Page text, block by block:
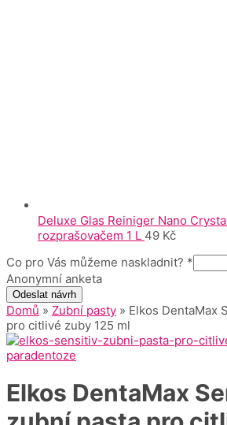
Deluxe Glas Reiniger Nano
rozprašovačem 1 L 49 Kč
Co pro Vás můžeme naskladnit? *
Anonymní anketa
Odeslat návrh
Domů » Zubní pasty » Elkos DentaMax
pro citlivé zuby 125 ml
Elkos DentaMax